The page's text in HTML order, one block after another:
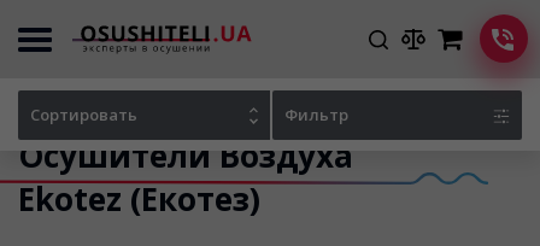
Осушители Воздуха
Ekotez (Екотез)
Сортировать Фильтр